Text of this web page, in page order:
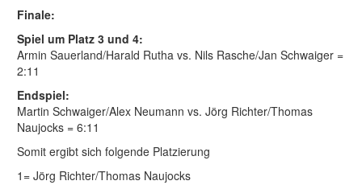
Finale:
Spiel um Platz 3 und 4:
Armin Sauerland/Harald Rutha vs. Nils Rasche/Jan Schwaiger =
2:11
Endspiel:
Martin Schwaiger/Alex Neumann vs. Jörg Richter/Thomas
Naujocks = 6:11
Somit ergibt sich folgende Platzierung
1= Jörg Richter/Thomas Naujocks